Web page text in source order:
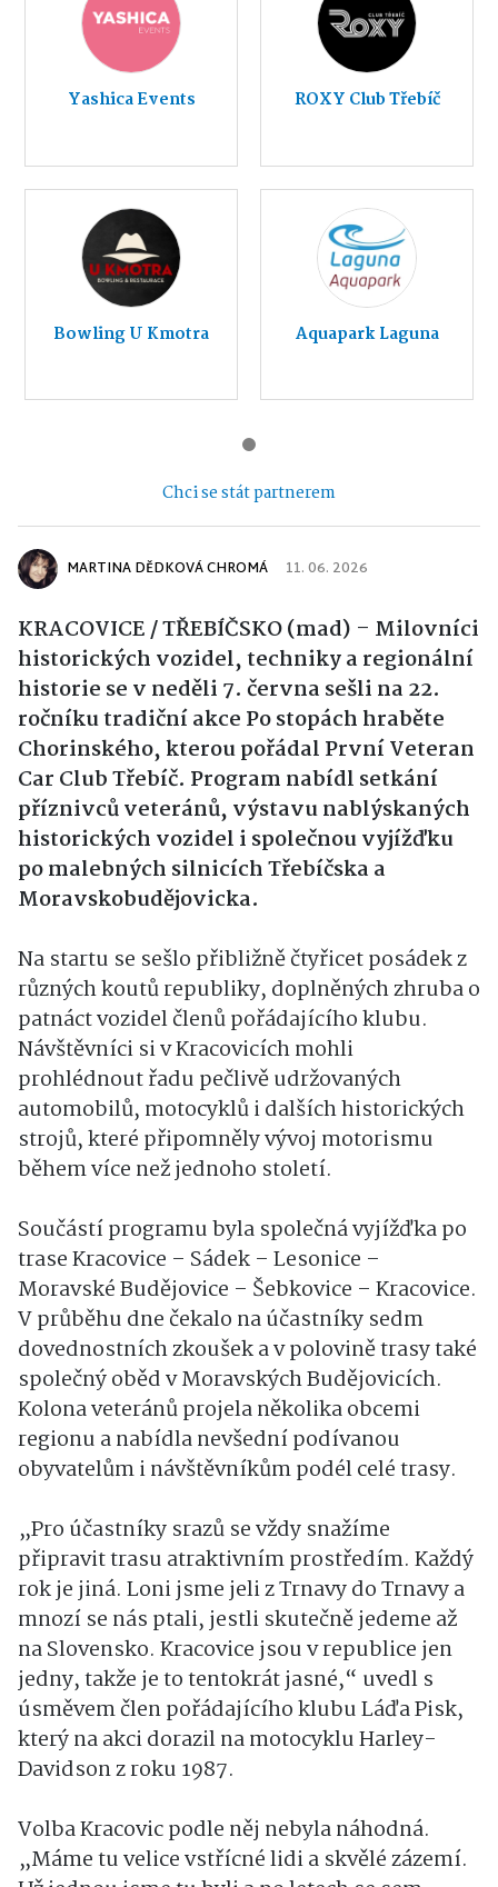
Yashica Events ROXY Club Třebíč
Bowling U Kmotra Aquapark Laguna
Chci se stát partnerem
MARTINA DĚDKOVÁ CHROMÁ 11. 06. 2026
KRACOVICE / TŘEBÍČSKO (mad) – Milovníci
historických vozidel, techniky a regionální
historie se v neděli 7. června sešli na 22.
ročníku tradiční akce Po stopách hraběte
Chorinského, kterou pořádal První Veteran
Car Club Třebíč. Program nabídl setkání
příznivců veteránů, výstavu nablýskaných
historických vozidel i společnou vyjížďku
po malebných silnicích Třebíčska a
Moravskobudějovicka.
Na startu se sešlo přibližně čtyřicet posádek z
různých koutů republiky, doplněných zhruba o
patnáct vozidel členů pořádajícího klubu.
Návštěvníci si v Kracovicích mohli
prohlédnout řadu pečlivě udržovaných
automobilů, motocyklů i dalších historických
strojů, které připomněly vývoj motorismu
během více než jednoho století.
Součástí programu byla společná vyjížďka po
trase Kracovice – Sádek – Lesonice –
Moravské Budějovice – Šebkovice – Kracovice.
V průběhu dne čekalo na účastníky sedm
dovednostních zkoušek a v polovině trasy také
společný oběd v Moravských Budějovicích.
Kolona veteránů projela několika obcemi
regionu a nabídla nevšední podívanou
obyvatelům i návštěvníkům podél celé trasy.
„Pro účastníky srazů se vždy snažíme
připravit trasu atraktivním prostředím. Každý
rok je jiná. Loni jsme jeli z Trnavy do Trnavy a
mnozí se nás ptali, jestli skutečně jedeme až
na Slovensko. Kracovice jsou v republice jen
jedny, takže je to tentokrát jasné,“ uvedl s
úsměvem člen pořádajícího klubu Láďa Pisk,
který na akci dorazil na motocyklu Harley-
Davidson z roku 1987.
Volba Kracovic podle něj nebyla náhodná.
„Máme tu velice vstřícné lidi a skvělé zázemí.